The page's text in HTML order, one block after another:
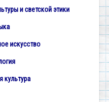
и светской этики
искусство
культура